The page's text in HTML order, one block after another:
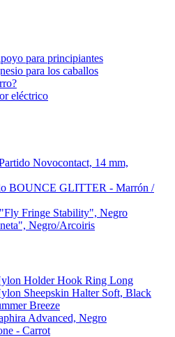
para principiantes
para los caballos
eléctrico
Novocontact, 14 mm,
BOUNCE GLITTER - Marrón /
Fringe Stability", Negro
Negro/Arcoiris
Holder Hook Ring Long
Sheepskin Halter Soft, Black
Breeze
Advanced, Negro
- Carrot